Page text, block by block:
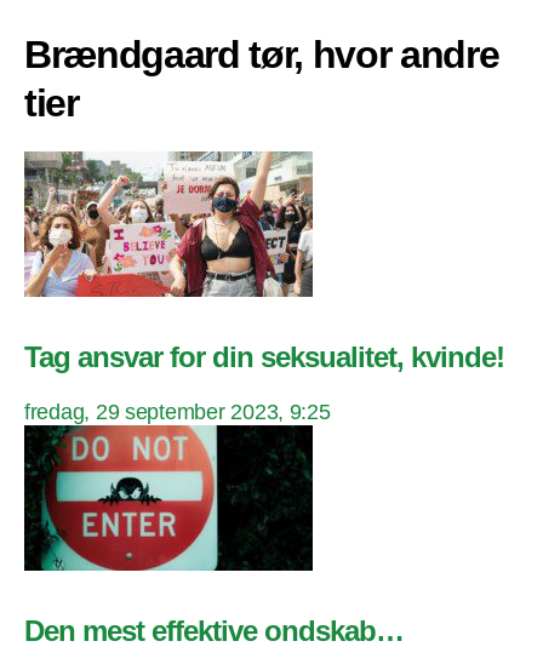
Brændgaard tør, hvor andre
tier
Tag ansvar for din seksualitet, kvinde!
fredag, 29 september 2023, 9:25
Den mest effektive ondskab…